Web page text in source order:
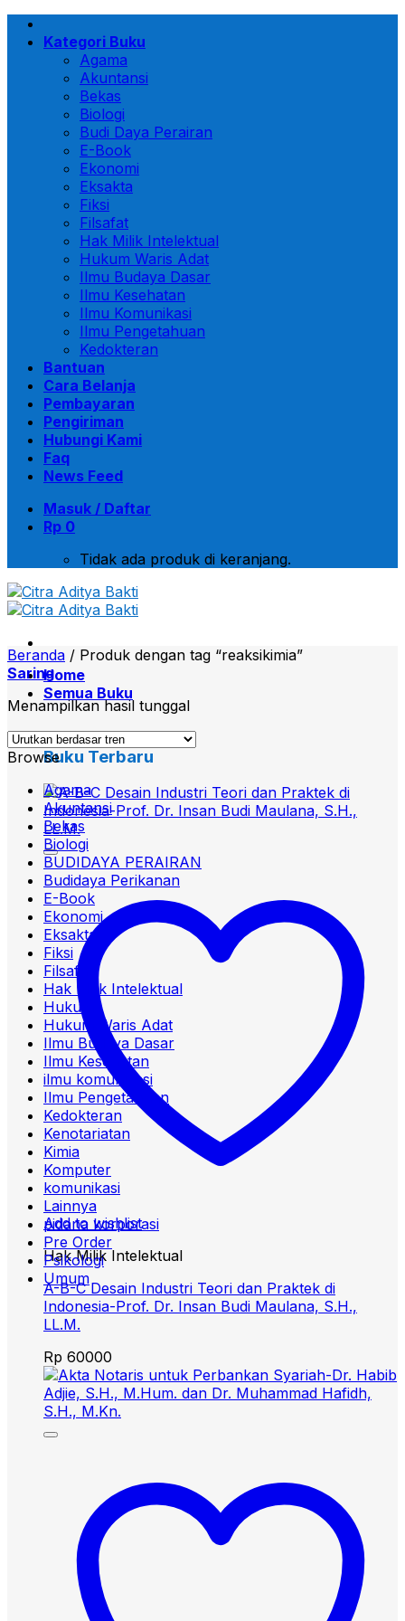
Skip
Kategori Buku
Agama
Akuntansi
Bekas
Biologi
Budi Daya Perairan
E-Book
Ekonomi
Eksakta
Fiksi
Filsafat
Hak Milik Intelektual
Hukum Waris Adat
Ilmu Budaya Dasar
Ilmu Kesehatan
Ilmu Komunikasi
Ilmu Pengetahuan
Kedokteran
Bantuan
Cara Belanja
Pembayaran
Pengiriman
Hubungi Kami
Faq
News Feed
Masuk / Daftar
Rp 0
Tidak ada produk di keranjang.
Home
Semua Buku
Buku Terbaru
Add to wishlist
Hak Milik Intelektual
A-B-C Desain Industri Teori dan Praktek di
Indonesia-Prof. Dr. Insan Budi Maulana, S.H.,
LL.M.
Rp 60000
Beranda / Produk dengan tag “reaksikimia”
Saring
Menampilkan hasil tunggal
Browse
Agama
Akuntansi
Bekas
Biologi
BUDIDAYA PERAIRAN
Budidaya Perikanan
E-Book
Ekonomi
Eksakta
Fiksi
Filsafat
Hak Milik Intelektual
Hukum
Hukum Waris Adat
Ilmu Budaya Dasar
Ilmu Kesehatan
ilmu komunikasi
Ilmu Pengetahuan
Kedokteran
Kenotariatan
Kimia
Komputer
komunikasi
Lainnya
pidana korporasi
Pre Order
Psikologi
Umum